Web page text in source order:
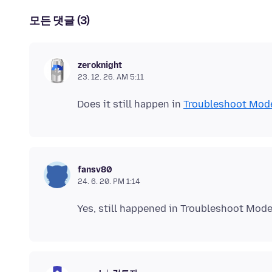
모든 댓글 (3)
zeroknight
23. 12. 26. AM 5:11
Does it still happen in Troubleshoot
fansv80
24. 6. 20. PM 1:14